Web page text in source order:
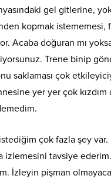
gel gitlerine,
kopmak
Acaba doğuran mı
Trene binip
saklaması çok
yer yer çok
çok fazla şey
izlemesini tavsiye
İzleyin pişman